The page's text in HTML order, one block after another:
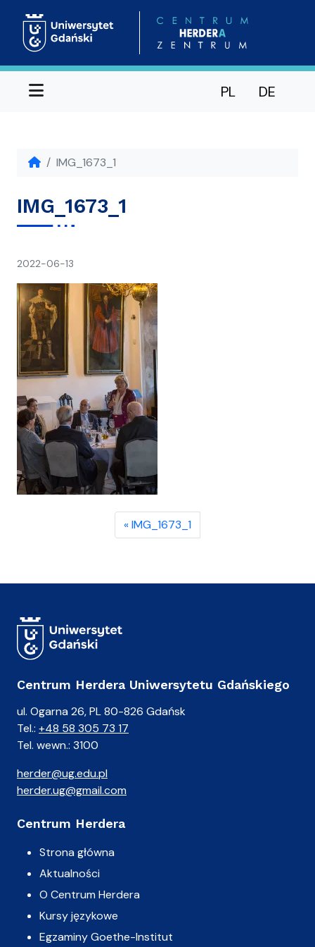
Menu PL DE
IMG_1673_1
IMG_1673_1
2022-06-13
IMG_1673_1
Centrum Herdera Uniwersytetu Gdańskiego
ul. Ogarna 26, PL 80-826 Gdańsk
Tel.: +48 58 305 73 17
Tel. wewn.: 3100
herder@ug.edu.pl
herder.ug@gmail.com
Centrum Herdera
Strona główna
Aktualności
O Centrum Herdera
Kursy językowe
Egzaminy Goethe-Institut